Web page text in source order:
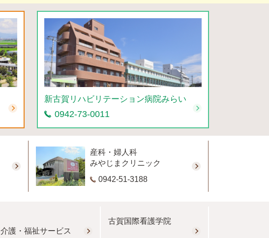
新古賀リハビリテーション病院みらい
0942-73-0011
産科・婦人科
みやじまクリニック
0942-51-3188
介護・福祉サービス
古賀国際看護学院